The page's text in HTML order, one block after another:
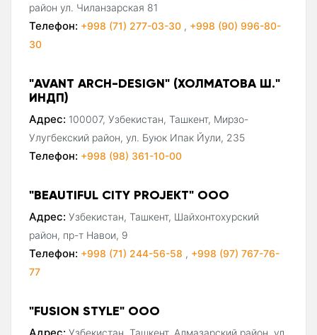
район ул. Чиланзарская 81
Телефон: +998 (71) 277-03-30 , +998 (90) 996-80-
30
"AVANT ARCH-DESIGN" (ХОЛМАТОВА Ш."
ИНДП)
Адрес: 100007, Узбекистан, Ташкент, Мирзо-
Улугбекский район, ул. Буюк Ипак Йули, 235
Телефон: +998 (98) 361-10-00
"BEAUTIFUL CITY PROJEKT" ООО
Адрес: Узбекистан, Ташкент, Шайхонтохурский
район, пр-т Навои, 9
Телефон: +998 (71) 244-56-58 , +998 (97) 767-76-
77
"FUSION STYLE" ООО
Адрес: Узбекистан, Ташкент, Алмазарский район, ул.